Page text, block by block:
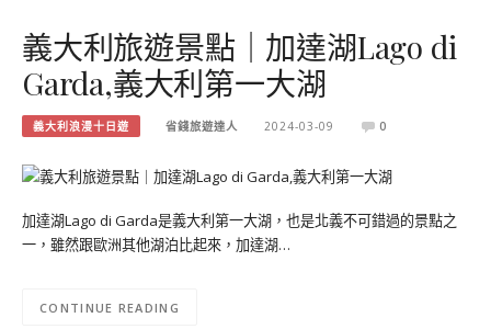
義大利旅遊景點｜加達湖Lago di
Garda,義大利第一大湖
義大利浪漫十日遊 省錢旅遊達人 2024-03-09 0
加達湖Lago di Garda是義大利第一大湖，也是北義不可錯過的景點之
一，雖然跟歐洲其他湖泊比起來，加達湖…
CONTINUE READING